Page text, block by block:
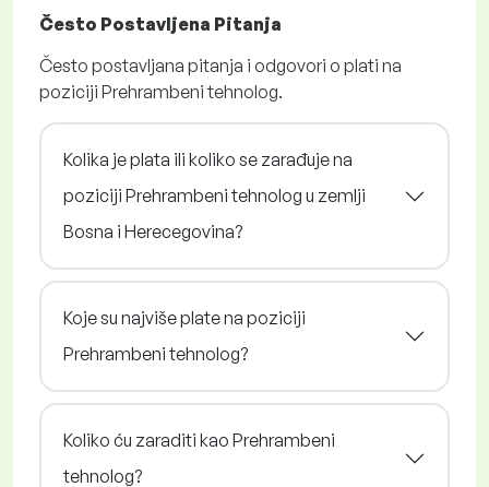
Često Postavljena Pitanja
Često postavljana pitanja i odgovori o plati na
poziciji Prehrambeni tehnolog.
Kolika je plata ili koliko se zarađuje na
poziciji Prehrambeni tehnolog u zemlji
Bosna i Herecegovina?
Koje su najviše plate na poziciji
Prehrambeni tehnolog?
Koliko ću zaraditi kao Prehrambeni
tehnolog?